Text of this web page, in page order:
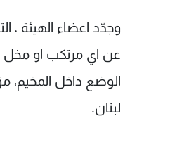
وجدّد اعضاء الهيئة ،
عن اي مرتكب او مخل
الوضع داخل المخيم،
لبنان.